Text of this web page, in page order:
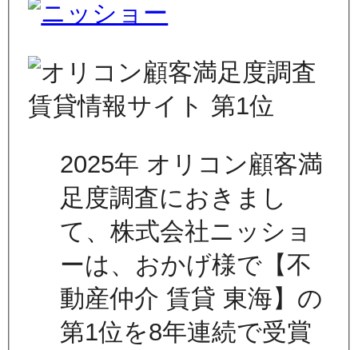
2025年 オリコン顧客満
足度調査におきまし
て、株式会社ニッショ
ーは、おかげ様で【不
動産仲介 賃貸 東海】の
第1位を8年連続で受賞